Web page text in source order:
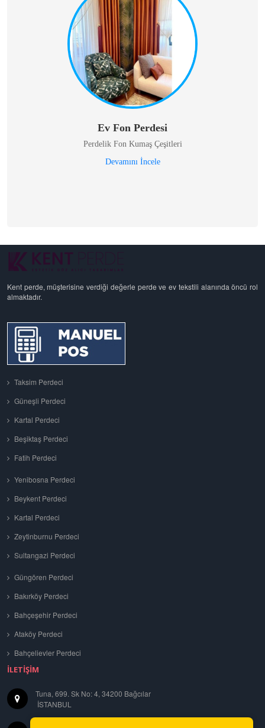
Ev Fon Perdesi
Perdelik Fon Kumaş Çeşitleri
Devamını İncele
Kent perde, müşterisine verdiği değerle perde ve ev tekstili alanında öncü rol
almaktadır.
Taksim Perdeci
Güneşli Perdeci
Kartal Perdeci
Beşiktaş Perdeci
Fatih Perdeci
Yenibosna Perdeci
Beykent Perdeci
Kartal Perdeci
Zeytinburnu Perdeci
Sultangazi Perdeci
Güngören Perdeci
Bakırköy Perdeci
Bahçeşehir Perdeci
Ataköy Perdeci
Bahçelievler Perdeci
İLETIŞIM
Tuna, 699. Sk No: 4, 34200 Bağcılar
İSTANBUL